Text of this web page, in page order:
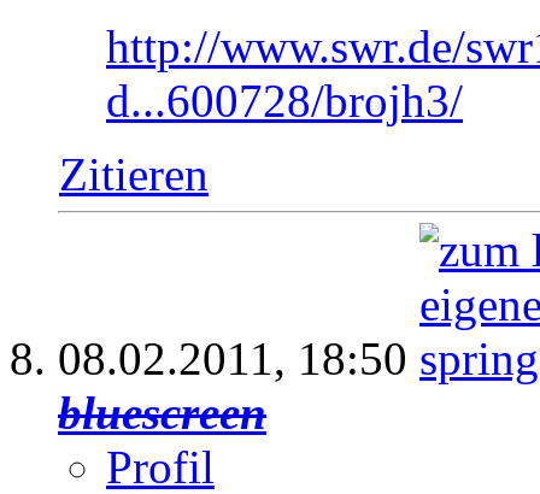
http://www.swr.de/
d...600728/brojh3/
Zitieren
08.02.2011, 18:50
bluescreen
Profil